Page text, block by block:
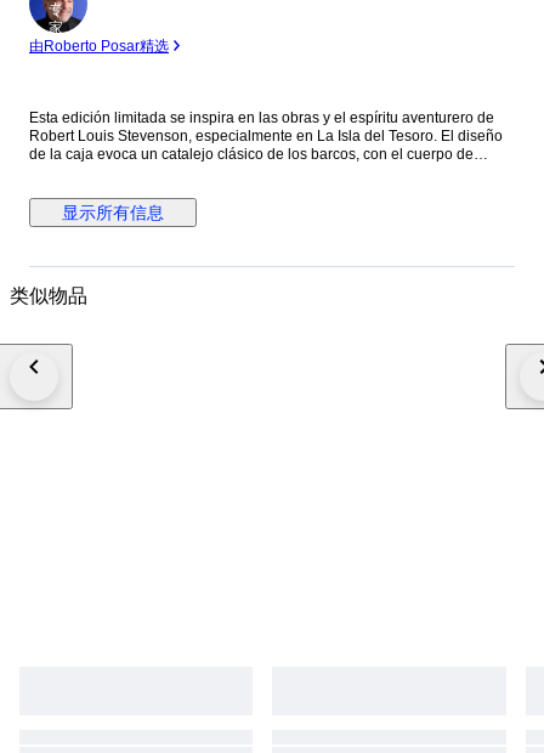
专
家
由Roberto Posar精选
Esta edición limitada se inspira en las obras y el espíritu aventurero de
Robert Louis Stevenson, especialmente en La Isla del Tesoro. El diseño
de la caja evoca un catalejo clásico de los barcos, con el cuerpo de
y la rosa de los vientos grabada bajo el clip refuerza la temática de la
navegación y el descubrimiento. La parte superior del capuchón luce el
referencia pirata a la obra.
显示所有信息
类似物品